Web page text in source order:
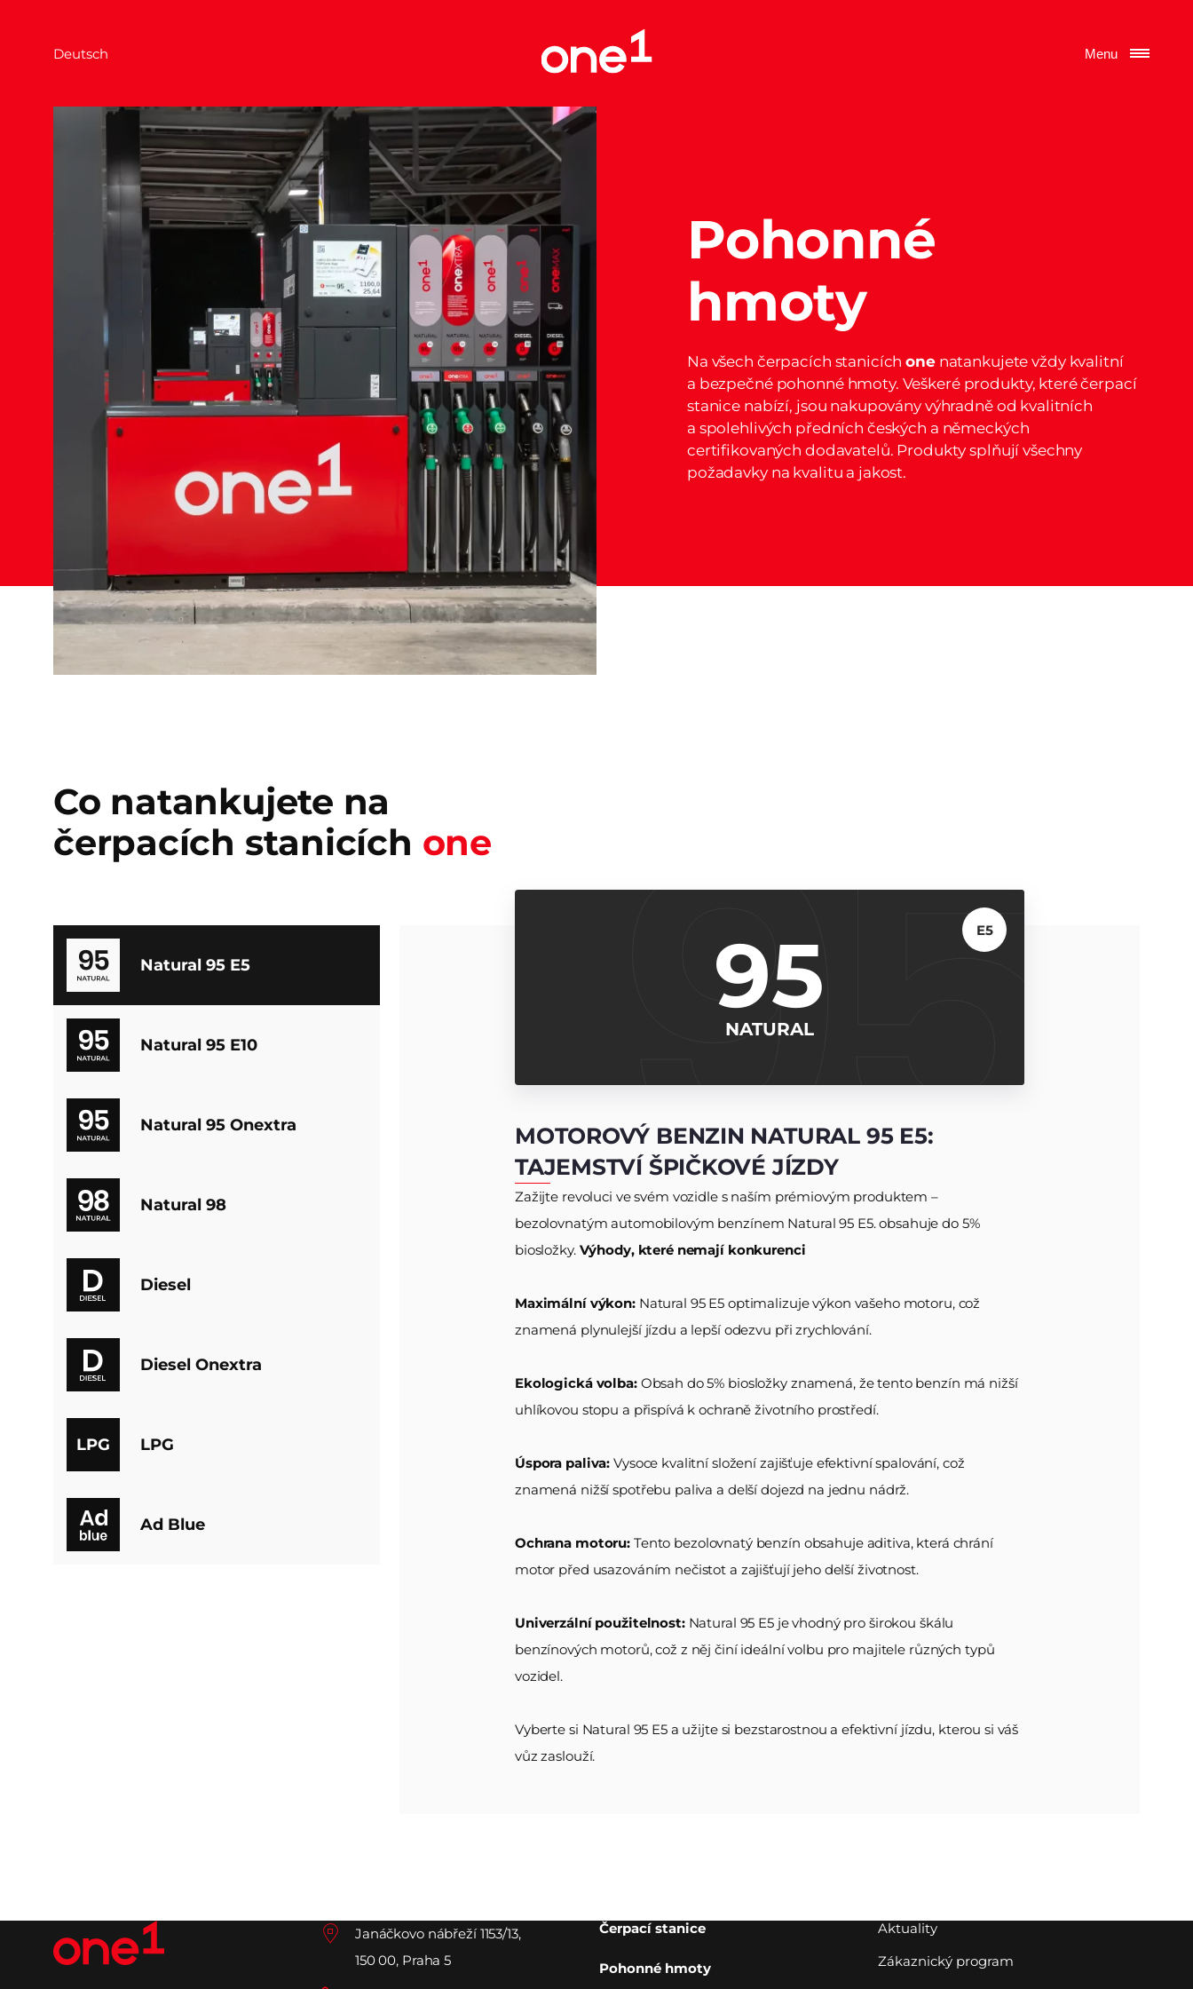
Deutsch Menu
Pohonné
hmoty
Na všech čerpacích stanicíchonenatankujete vždy kvalitní
a bezpečné pohonné hmoty. Veškeré produkty, které čerpací
stanice nabízí, jsou nakupovány výhradně od kvalitních
a spolehlivých předních českých a německých
certifikovaných dodavatelů. Produkty splňují všechny
požadavky na kvalitu a jakost.
Co natankujete na
čerpacích stanicích one
Natural 95 E5
Natural 95 E10
Natural 95 Onextra
Natural 98
Diesel
Diesel Onextra
LPG LPG
Ad Blue
95
NATURAL
E5
MOTOROVÝ BENZIN NATURAL 95 E5:
TAJEMSTVÍ ŠPIČKOVÉ JÍZDY
Zažijte revoluci ve svém vozidle s naším prémiovým produktem –
bezolovnatým automobilovým benzínem Natural 95 E5. obsahuje do 5%
biosložky. Výhody, které nemají konkurenci
Maximální výkon:Natural 95 E5 optimalizuje výkon vašeho motoru, což
znamená plynulejší jízdu a lepší odezvu při zrychlování.
Ekologická volba:Obsah do 5% biosložky znamená, že tento benzín má nižší
uhlíkovou stopu a přispívá k ochraně životního prostředí.
Úspora paliva: Vysoce kvalitní složení zajišťuje efektivní spalování, což
znamená nižší spotřebu paliva a delší dojezd na jednu nádrž.
Ochrana motoru: Tento bezolovnatý benzín obsahuje aditiva, která chrání
motor před usazováním nečistot a zajišťují jeho delší životnost.
Univerzální použitelnost:Natural 95 E5 je vhodný pro širokou škálu
benzínových motorů, což z něj činí ideální volbu pro majitele různých typů
vozidel.
Vyberte si Natural 95 E5 a užijte si bezstarostnou a efektivní jízdu, kterou si váš
vůz zaslouží.
Výhody, které Vás přesvědčí
Optimalizovaný výkon:
Snížení Emisí:
Lepší Palivová Ekonomika:
Kompatibilita s Moderními Motory:
Proč si vybrat Natural 95 Onextra?
Maximalizujte výkon svého vozu:
Ušetřete na každém kilometru:
Maximální výkon:
Proč zvolit právě naši motorovou naftu?
Maximální výkon:
Ekonomická jízda:
Ochrana motoru:
Ekologická volba:
Proč zvolit Diesel Onextra?
Maximální výkon:
Nižší spotřeba:
Čistší motor:
Snížení emisí:
Úsporné a efektivní řešení
Ekologicky šetrný
Bezpečný a spolehlivý
Univerzální využití
Dostupnost a pohodlí
Ekologicky šetrné řešení:
Efektivita a výkon:
Bezpečnost a spolehlivost:
Janáčkovo nábřeží 1153/13,
150 00, Praha 5
Čerpací stanice
Pohonné hmoty
Aktuality
Zákaznický program
Zavřít